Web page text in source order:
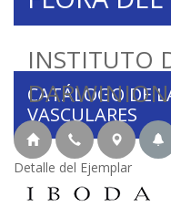
INSTITUTO
DARWINION
CATÁLOGO DE
VASCULARES
Detalle del Ejemplar